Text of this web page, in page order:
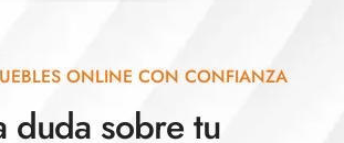
ONLINE CON CONFIANZA
duda sobre tu